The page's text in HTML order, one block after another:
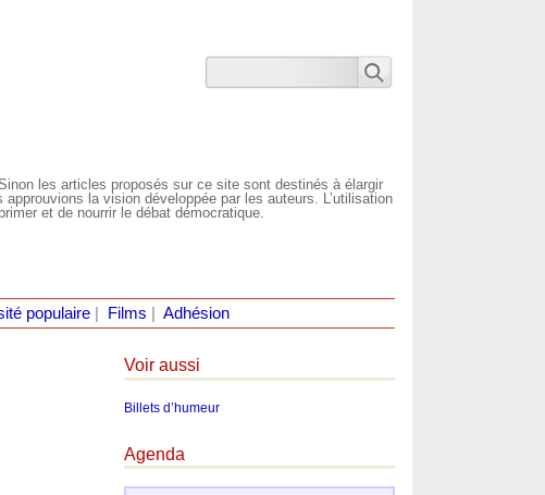
les articles proposés sur ce site sont destinés à élargir
la vision développée par les auteurs. L’utilisation
et de nourrir le débat démocratique.
populaire| Films Adhésion
Voir aussi
Billets d’humeur
Agenda